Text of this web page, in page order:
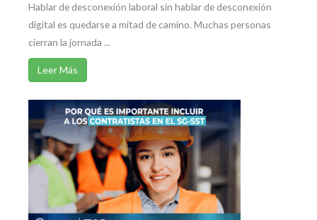
Hablar de desconexión laboral sin hablar de desconexión
digital es quedarse a mitad de camino. Muchas personas
cierran la jornada ...
Leer Más